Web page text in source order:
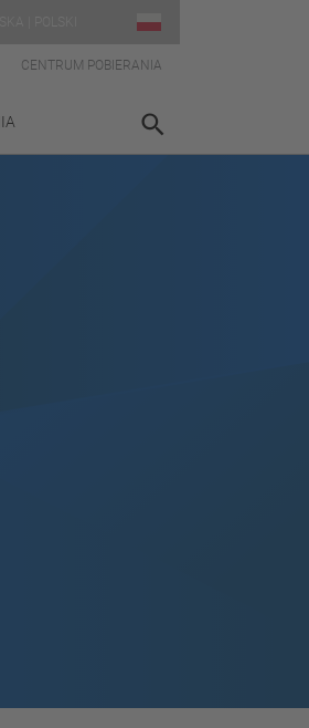
CENTRUM POBIERANIA